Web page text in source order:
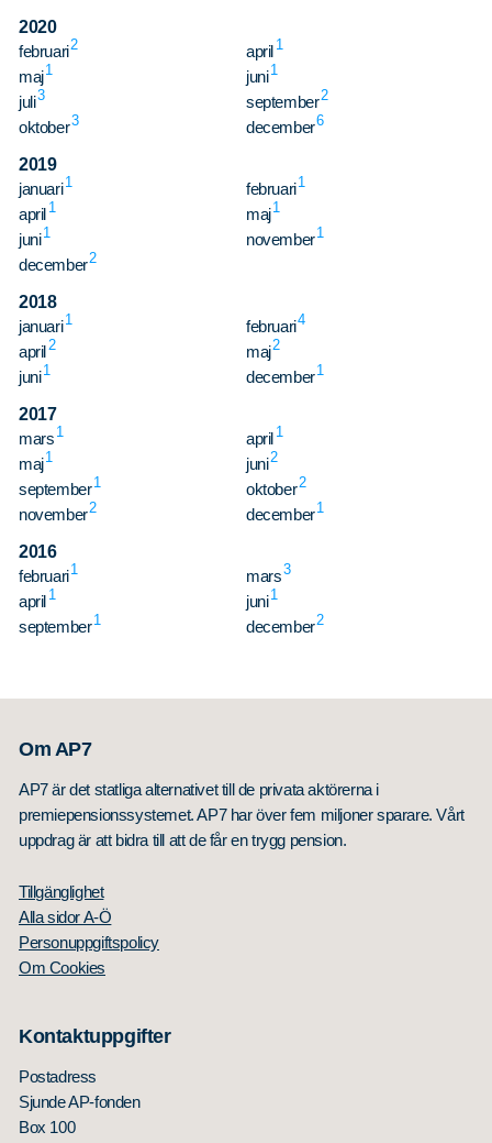
2020
februari2 april 1
maj1 juni1
juli3 september2
oktober3 december6
2019
januari1 februari1
april 1 maj1
juni1 november1
december2
2018
januari1 februari4
april2 maj2
juni1 december1
2017
mars 1 april 1
maj1 juni2
september1 oktober2
november2 december1
2016
februari1 mars3
april 1 juni1
september1 december2
Om AP7
AP7 är det statliga alternativet till de privata aktörerna i
premiepensionssystemet. AP7 har över fem miljoner sparare. Vårt
uppdrag är att bidra till att de får en trygg pension.
Tillgänglighet
Alla sidor A-Ö
Personuppgiftspolicy
Om Cookies
Kontaktuppgifter
Postadress
Sjunde AP-fonden
Box 100